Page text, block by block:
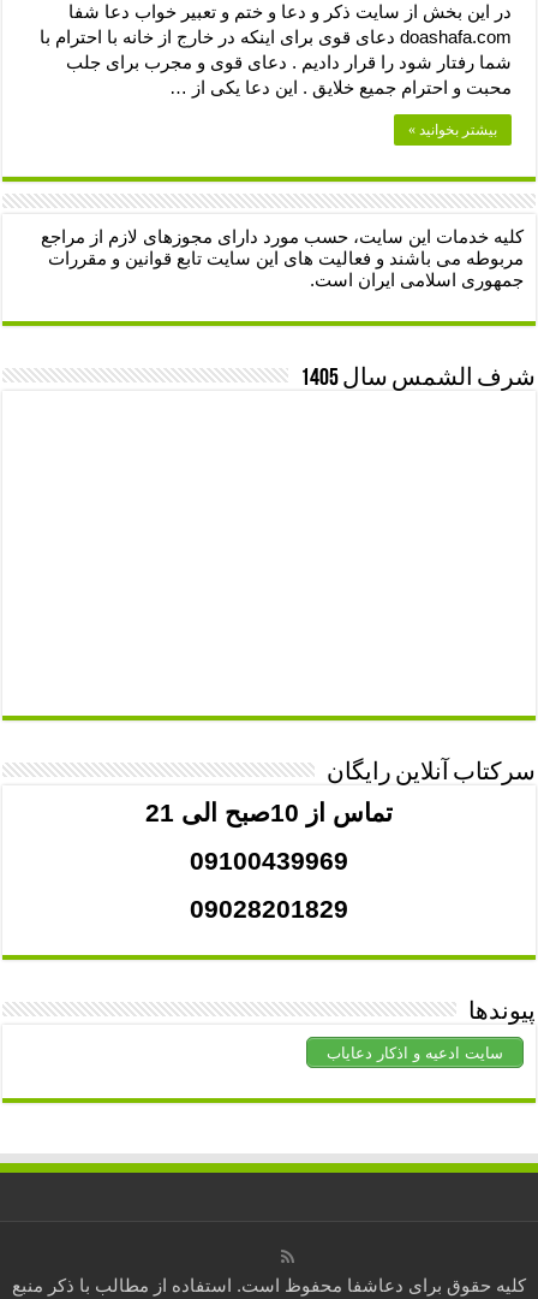
در این بخش از سایت ذکر و دعا و ختم و تعبیر خواب دعا شفا
doashafa.com دعای قوی برای اینکه در خارج از خانه با احترام با
شما رفتار شود را قرار دادیم . دعای قوی و مجرب برای جلب
محبت و احترام جمیع خلایق . این دعا یکی از …
بیشتر بخوانید »
کلیه خدمات این سایت، حسب مورد دارای مجوزهای لازم از مراجع
مربوطه می باشند و فعالیت های این سایت تابع قوانین و مقررات
جمهوری اسلامی ایران است.
شرف الشمس سال 1405
سرکتاب آنلاین رایگان
تماس از 10صبح الی 21
09100439969
09028201829
پیوندها
سایت ادعیه و اذکار دعایاب
کلیه حقوق برای دعاشفا محفوظ است. استفاده از مطالب با ذکر منبع